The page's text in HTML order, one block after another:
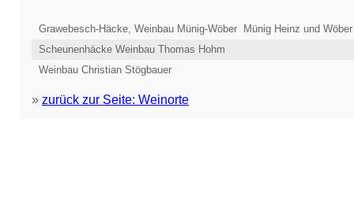
Grawebesch-Häcke, Weinbau Münig-Wöber Münig Heinz und
Scheunenhäcke Weinbau Thomas Hohm
Weinbau Christian Stögbauer
» zurück zur Seite: Weinorte